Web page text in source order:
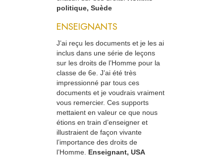
politique, Suède
ENSEIGNANTS
J’ai reçu les documents et je les ai
inclus dans une série de leçons
sur les droits de l’Homme pour la
classe de 6e. J’ai été très
impressionné par tous ces
documents et je voudrais vraiment
vous remercier. Ces supports
mettaient en valeur ce que nous
étions en train d’enseigner et
illustraient de façon vivante
l’importance des droits de
l’Homme. Enseignant, USA